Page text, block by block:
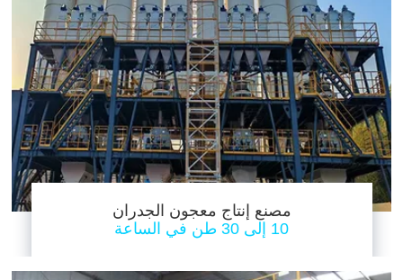
مصنع إنتاج معجون الجدران
10 إلى 30 طن في الساعة